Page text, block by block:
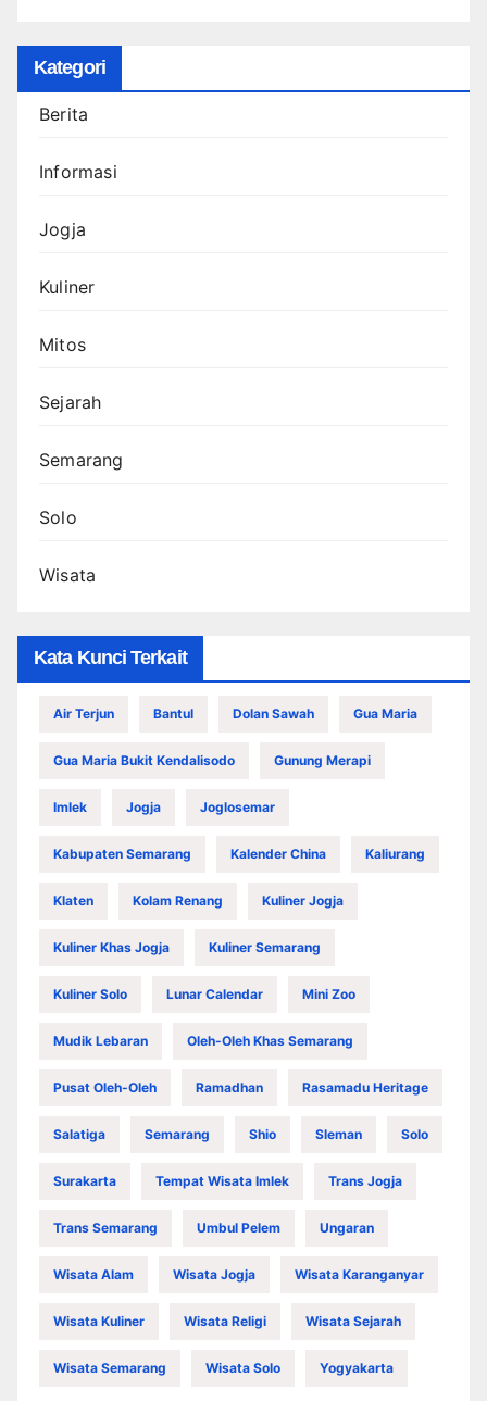
Kategori
Berita
Informasi
Jogja
Kuliner
Mitos
Sejarah
Semarang
Solo
Wisata
Kata Kunci Terkait
Air Terjun Bantul Dolan Sawah Gua Maria
Gua Maria Bukit Kendalisodo Gunung Merapi
Imlek Jogja Joglosemar
Kabupaten Semarang Kalender China Kaliurang
Klaten Kolam Renang Kuliner Jogja
Kuliner Khas Jogja Kuliner Semarang
Kuliner Solo Lunar Calendar Mini Zoo
Mudik Lebaran Oleh-Oleh Khas Semarang
Pusat Oleh-Oleh Ramadhan Rasamadu Heritage
Salatiga Semarang Shio Sleman Solo
Surakarta Tempat Wisata Imlek Trans Jogja
Trans Semarang Umbul Pelem Ungaran
Wisata Alam Wisata Jogja Wisata Karanganyar
Wisata Kuliner Wisata Religi Wisata Sejarah
Wisata Semarang Wisata Solo Yogyakarta